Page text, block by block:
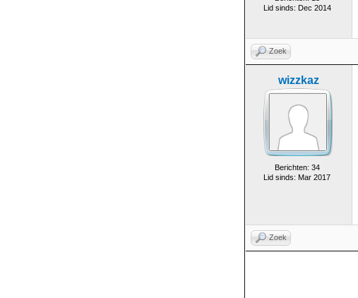
Lid sinds: Dec 2014
Zoek
wizzkaz
Berichten: 34
Lid sinds: Mar 2017
Zoek